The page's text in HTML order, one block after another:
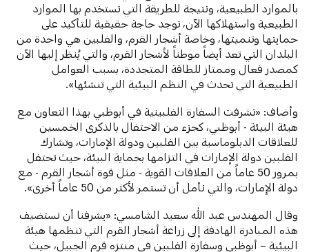
بالموارد الطبيعية، ونتيجة للطريقة التي تستخدم بها الموارد
الطبيعية واستهلاكها الآن، توجد حاجة حقيقية للتأكيد على
حمايتها وتنميتها، وخاصة أشجار القرم، والفلبين هي واحدة من
البلدان التي تعد أيضاً موطناً لأشجار القرم، والتي يُنظر إليها الآن
كمصدر فعال وممتاز للطاقة المتجددة، بسبب العوامل
الطبيعية التي تحدث في النظم البيئية التي تنشئها».
وأضاف: «تشرفت السفارة الفلبينية في أبوظبي بهذا التعاون مع
هيئة البيئة - أبوظبي، كجزء من الاحتفال بالذكرى الخمسين
للعلاقات الدبلوماسية بين الفلبين ودولة الإمارات، وتشارك
الفلبين دولة الإمارات في التزامها بحماية البيئة، حيث تحتفل
بمرور 50 عاماً من العلاقات القوية - مثل قوة أشجار القرم - مع
دولة الإمارات، والتي نأمل أن تستمر لأكثر من 50 عاماً أخرى».
وقال المهندس عبد الله سعيد الشامسي: «يشرفنا أن نستضيف
هذه المبادرة الهادفة إلى زراعة أشجار القرم التي تنظمها هيئة
البيئية – أبوظبي وسفارة الفلبين في منتزه قرم الجبيل، حيث